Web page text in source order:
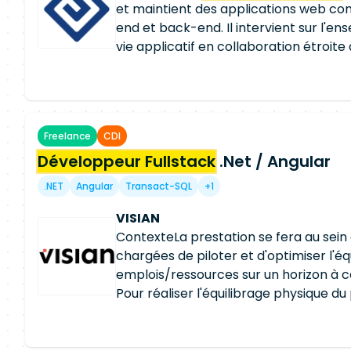
et maintient des applications web
end et back-end. Il intervient sur
vie applicatif en collaboration étroite
développer des fonctionnalités
applications existantes Participer
technique et aux revues de code
équipes produit, UX/UI et QA Rédiger
technique associée Garantir la
la sécurité des applications 📦
applicatives livrées et documentées
maintenable et testé Documentation
Participation aux revues de code et
Freelance CDI
Développeur Fullstack .Net / Angular
.NET Angular Transact-SQL +1
VISIAN
ContexteLa prestation se fera au sein
chargées de piloter et d'optimiser
emplois/ressources sur un horizon à
Pour réaliser l'équilibrage physique
opérationnelle et un EAI pour la